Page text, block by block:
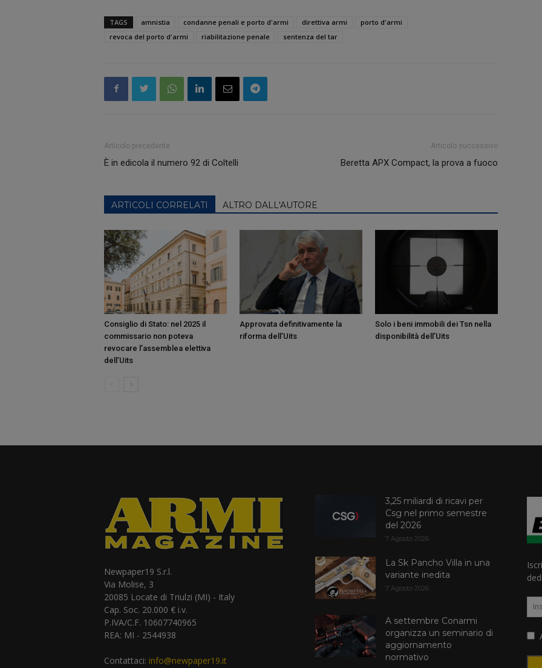
TAGS amnistia condanne penali e porto d'armi direttiva armi
porto d'armi
revoca del porto d'armi
riabilitazione penale sentenza del tar
Articolo precedente
È in edicola il numero 92 di Coltelli
Articolo successivo
Beretta APX Compact, la prova a fuoco
ARTICOLI CORRELATI ALTRO DALL'AUTORE
Consiglio di Stato: nel 2025 il
commissario non poteva
revocare l’assemblea elettiva
dell’Uits
Approvata definitivamente la
riforma dell’Uits
Solo i beni immobili dei Tsn nella
disponibilità dell’Uits
Newpaper19 S.r.l.
Via Molise, 3
20085 Locate di Triulzi (MI) - Italy
Cap. Soc. 20.000 € i.v.
P.IVA/C.F. 10607740965
REA: MI - 2544938
Contattaci: info@newpaper19.it
3,25 miliardi di ricavi per
Csg nel primo semestre
del 2026
7 Agosto 2026
La Sk Pancho Villa in una
variante inedita
7 Agosto 2026
A settembre Conarmi
organizza un seminario di
aggiornamento
normativo